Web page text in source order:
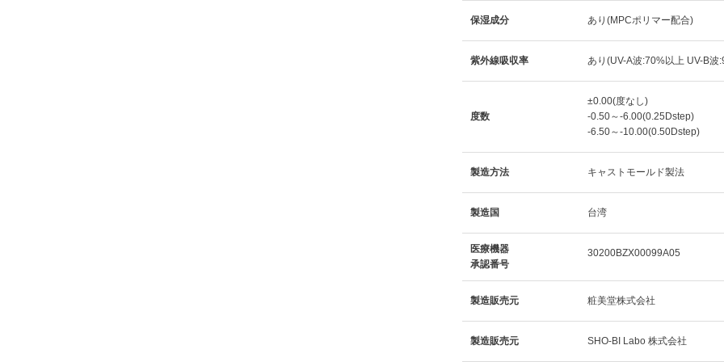
保湿成分 あり(MPCポリマー配合)
紫外線吸収率 あり(UV-A波:70%以上 UV-B波
度数
±0.00(度なし)
-0.50～-6.00(0.25Dstep)
-6.50～-10.00(0.50Dstep)
製造方法 キャストモールド製法
製造国 台湾
医療機器
承認番号
30200BZX00099A05
製造販売元 粧美堂株式会社
製造販売元 SHO-BI Labo 株式会社